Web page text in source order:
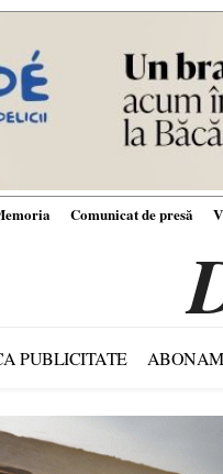
Comunicat de presă
PUBLICITATE